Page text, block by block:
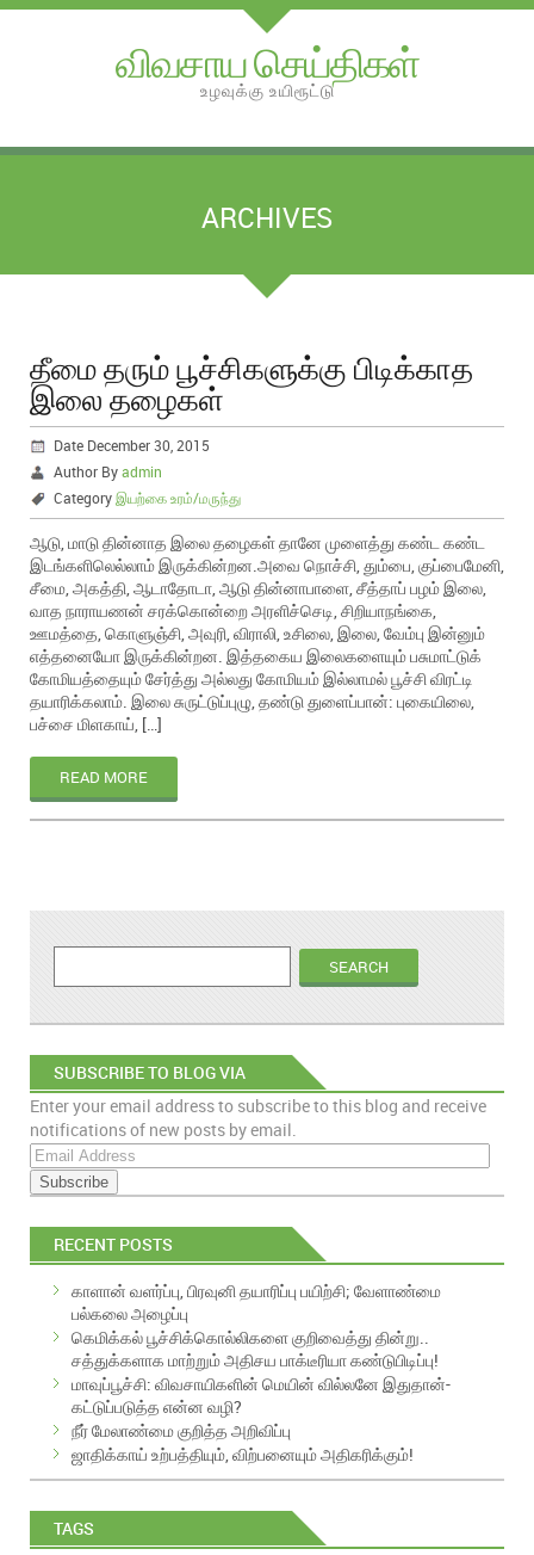
விவசாய செய்திகள்
உழவுக்கு உயிரூட்டு
ARCHIVES
தீமை தரும் பூச்சிகளுக்கு பிடிக்காத
இலை தழைகள்
Date December 30, 2015
Author Byadmin
Categoryஇயற்கை உரம்/மருந்து
ஆடு, மாடு தின்னாத இலை தழைகள் தானே முளைத்து கண்ட கண்ட
இடங்களிலெல்லாம் இருக்கின்றன.அவை நொச்சி, தும்பை, குப்பைமேனி,
சீமை, அகத்தி, ஆடாதோடா, ஆடு தின்னாபாளை, சீத்தாப் பழம் இலை,
வாத நாராயணன் சரக்கொன்றை அரளிச்செடி, சிறியாநங்கை,
ஊமத்தை, கொளுஞ்சி, அவுரி, விராலி, உசிலை, இலை, வேம்பு இன்னும்
எத்தனையோ இருக்கின்றன. இத்தகைய இலைகளையும் பசுமாட்டுக்
கோமியத்தையும் சேர்த்து அல்லது கோமியம் இல்லாமல் பூச்சி விரட்டி
தயாரிக்கலாம். இலை சுருட்டுப்புழு, தண்டு துளைப்பான்: புகையிலை,
பச்சை மிளகாய், […]
READ MORE
SUBSCRIBE TO BLOG VIA
EMAIL
Enter your email address to subscribe to this blog and receive
notifications of new posts by email.
E
m
a
i
A
RECENT POSTS
காளான் வளர்ப்பு, பிரவுனி தயாரிப்பு பயிற்சி; வேளாண்மை
பல்கலை அழைப்பு
கெமிக்கல் பூச்சிக்கொல்லிகளை குறிவைத்து தின்று..
சத்துக்களாக மாற்றும் அதிசய பாக்டீரியா கண்டுபிடிப்பு!
மாவுப்பூச்சி: விவசாயிகளின் மெயின் வில்லனே இதுதான்-
கட்டுப்படுத்த என்ன வழி?
நீர் மேலாண்மை குறித்த அறிவிப்பு
ஜாதிக்காய் உற்பத்தியும், விற்பனையும் அதிகரிக்கும்!
TAGS